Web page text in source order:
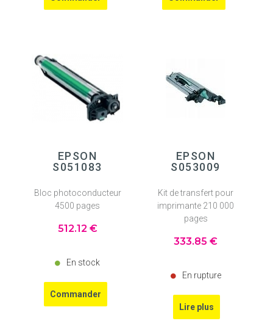
EPSON
S051083
Bloc photoconducteur
4500 pages
512.12 €
En stock
EPSON
S053009
Kit de transfert pour
imprimante 210 000
pages
333.85 €
En rupture